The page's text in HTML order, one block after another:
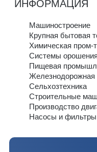
ИНФОРМАЦИЯ
Машиностроение
Крупная бытовая
Химическая пром-
Системы орошения
Пищевая
Железнодорожная
Сельхозтехника
Строительные
Производство
Насосы и фильтры